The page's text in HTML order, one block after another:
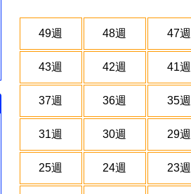
49週 48週 47週
43週 42週 41週
37週 36週 35週
31週 30週 29週
25週 24週 23週